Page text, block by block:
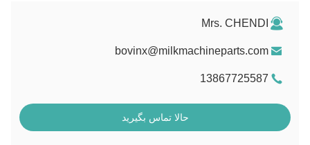
Mrs. CHENDI
bovinx@milkmachineparts.com
13867725587
حالا تماس بگیرید